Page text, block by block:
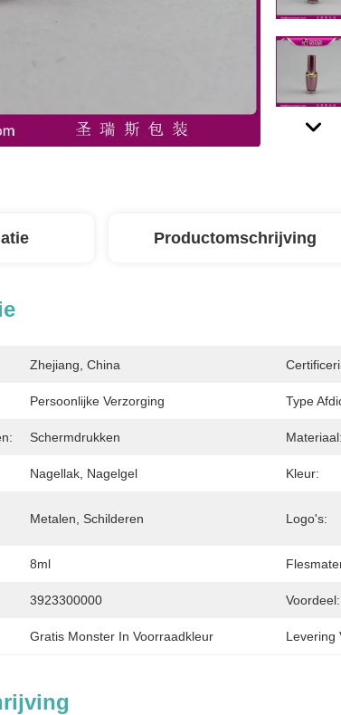
Productomschrijving
Zhejiang, China
Persoonlijke Verzorging Type
Schermdrukken Materiaal:
Nagellak, Nagelgel Kleur:
Metalen, Schilderen Logo's:
8ml
3923300000 Voordeel:
Gratis Monster In Voorraadkleur Levering